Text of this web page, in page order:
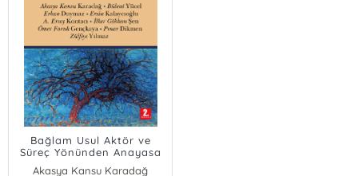
Bağlam Usul Aktör ve
Süreç Yönünden Anayasa
Akasya Kansu Karadağ